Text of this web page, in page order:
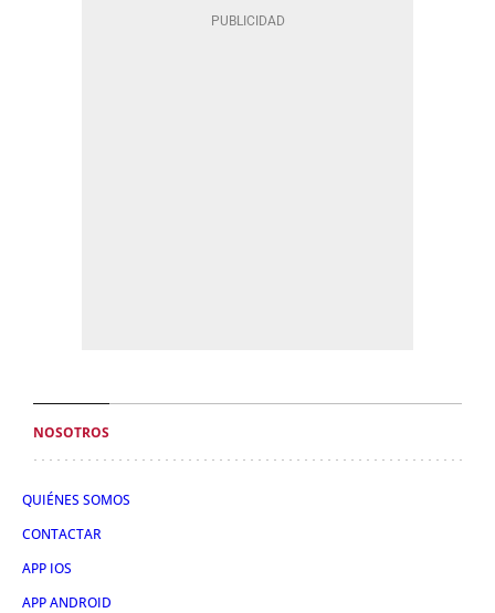
NOSOTROS
QUIÉNES SOMOS
CONTACTAR
APP IOS
APP ANDROID